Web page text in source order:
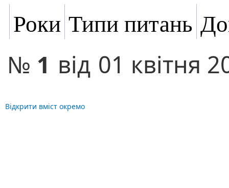
Роки Типи питань
№ 1 від 01 квітня
Відкрити вміст окремо